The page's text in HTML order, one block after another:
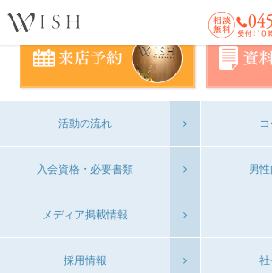
活動の流れ
入会資格・必要書類 男
メディア掲載情報
採用情報